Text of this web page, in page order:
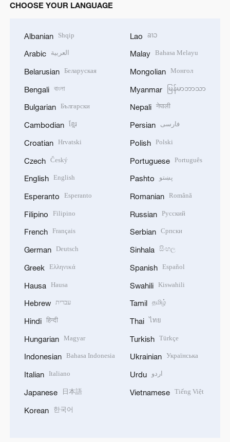
CHOOSE YOUR LANGUAGE
Albanian Shqip
Arabic العربية
Belarusian Беларуская
Bengali বাংলা
Bulgarian Български
Cambodian ខ្មែរ
Croatian Hrvatski
Czech Český
English English
Esperanto Esperanto
Filipino Filipino
French Français
German Deutsch
Greek Ελληνικά
Hausa Hausa
Hebrew עברית
Hindi हिन्दी
Hungarian Magyar
Indonesian Bahasa Indonesia
Italian Italiano
Japanese 日本語
Korean 한국어
Lao ລາວ
Malay Bahasa Melayu
Mongolian Монгол
Myanmar မြန်မာဘာသာ
Nepali नेपाली
Persian فارسی
Polish Polski
Portuguese Português
Pashto پښتو
Romanian Română
Russian Русский
Serbian Српски
Sinhala සිංහල
Spanish Español
Swahili Kiswahili
Tamil தமிழ்
Thai ไทย
Turkish Türkçe
Ukrainian Українська
Urdu اردو
Vietnamese Tiếng Việt